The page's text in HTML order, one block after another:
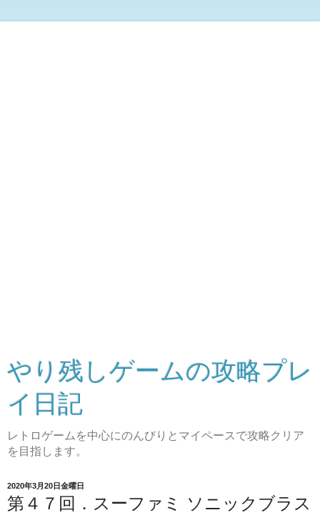
やり残しゲームの攻略プレ
イ日記
レトロゲームを中心にのんびりとマイペースで攻略クリア
を目指します。
2020年3月20日金曜日
第４７回．スーファミ ソニックブラス